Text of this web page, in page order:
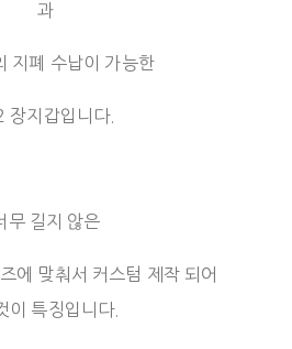
과
지폐 수납이 가능한
장지갑입니다.
무 길지 않은
에 맞춰서 커스텀 제작 되어
이 특징입니다.